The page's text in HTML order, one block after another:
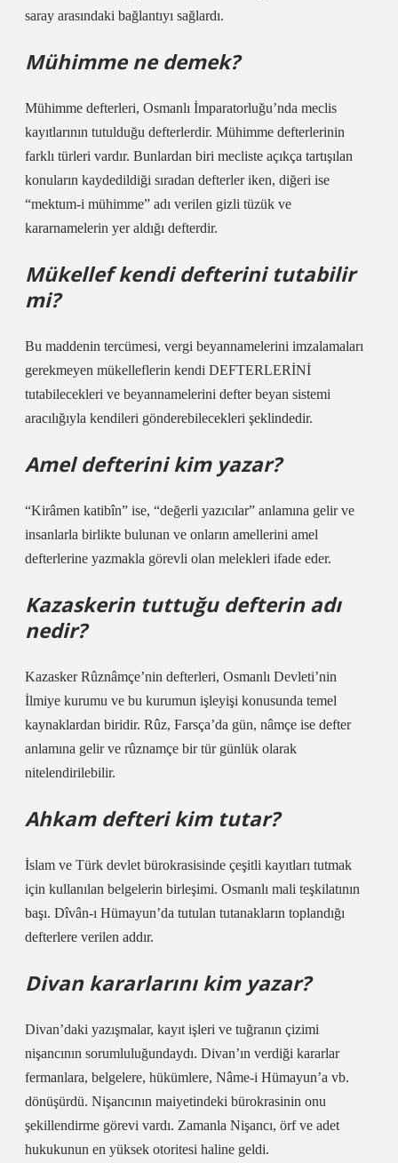
saray arasındaki bağlantıyı sağlardı.
Mühimme ne demek?
Mühimme defterleri, Osmanlı İmparatorluğu’nda meclis
kayıtlarının tutulduğu defterlerdir. Mühimme defterlerinin
farklı türleri vardır. Bunlardan biri mecliste açıkça tartışılan
konuların kaydedildiği sıradan defterler iken, diğeri ise
“mektum-i mühimme” adı verilen gizli tüzük ve
kararnamelerin yer aldığı defterdir.
Mükellef kendi defterini tutabilir
mi?
Bu maddenin tercümesi, vergi beyannamelerini imzalamaları
gerekmeyen mükelleflerin kendi DEFTERLERİNİ
tutabilecekleri ve beyannamelerini defter beyan sistemi
aracılığıyla kendileri gönderebilecekleri şeklindedir.
Amel defterini kim yazar?
“Kirâmen katibîn” ise, “değerli yazıcılar” anlamına gelir ve
insanlarla birlikte bulunan ve onların amellerini amel
defterlerine yazmakla görevli olan melekleri ifade eder.
Kazaskerin tuttuğu defterin adı
nedir?
Kazasker Rûznâmçe’nin defterleri, Osmanlı Devleti’nin
İlmiye kurumu ve bu kurumun işleyişi konusunda temel
kaynaklardan biridir. Rûz, Farsça’da gün, nâmçe ise defter
anlamına gelir ve rûznamçe bir tür günlük olarak
nitelendirilebilir.
Ahkam defteri kim tutar?
İslam ve Türk devlet bürokrasisinde çeşitli kayıtları tutmak
için kullanılan belgelerin birleşimi. Osmanlı mali teşkilatının
başı. Dîvân-ı Hümayun’da tutulan tutanakların toplandığı
defterlere verilen addır.
Divan kararlarını kim yazar?
Divan’daki yazışmalar, kayıt işleri ve tuğranın çizimi
nişancının sorumluluğundaydı. Divan’ın verdiği kararlar
fermanlara, belgelere, hükümlere, Nâme-i Hümayun’a vb.
dönüşürdü. Nişancının maiyetindeki bürokrasinin onu
şekillendirme görevi vardı. Zamanla Nişancı, örf ve adet
hukukunun en yüksek otoritesi haline geldi.